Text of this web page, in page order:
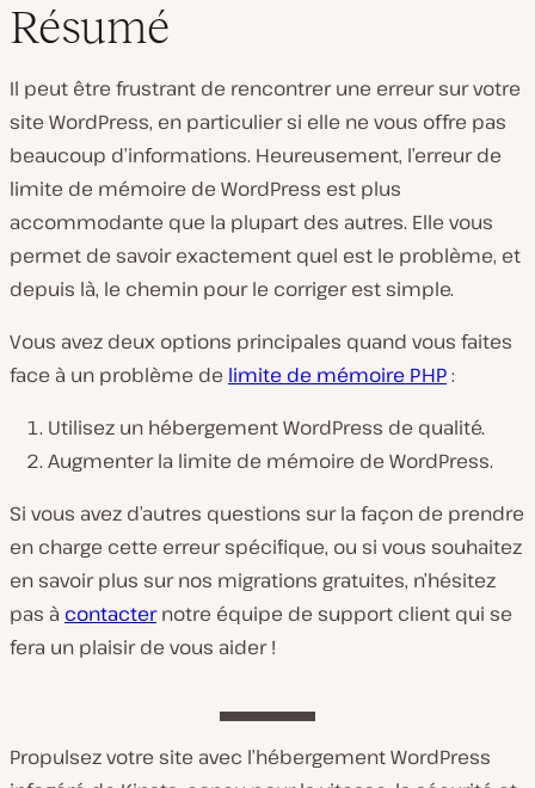
Résumé
Il peut être frustrant de rencontrer une erreur sur votre
site WordPress, en particulier si elle ne vous offre pas
beaucoup d’informations. Heureusement, l’erreur de
limite de mémoire de WordPress est plus
accommodante que la plupart des autres. Elle vous
permet de savoir exactement quel est le problème, et
depuis là, le chemin pour le corriger est simple.
Vous avez deux options principales quand vous faites
face à un problème de limite de mémoire PHP:
Utilisez un hébergement WordPress de qualité.
Augmenter la limite de mémoire de WordPress.
Si vous avez d’autres questions sur la façon de prendre
en charge cette erreur spécifique, ou si vous souhaitez
en savoir plus sur nos migrations gratuites, n’hésitez
pas à contacternotre équipe de support client qui se
fera un plaisir de vous aider !
Propulsez votre site avec l’hébergement WordPress